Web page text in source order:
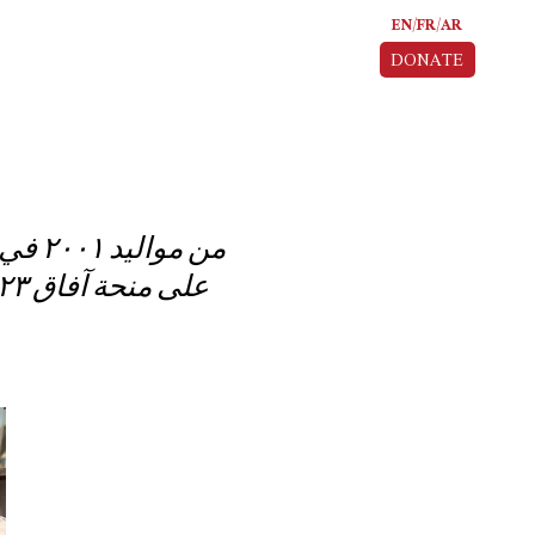
ENFRAR
DONATE
من